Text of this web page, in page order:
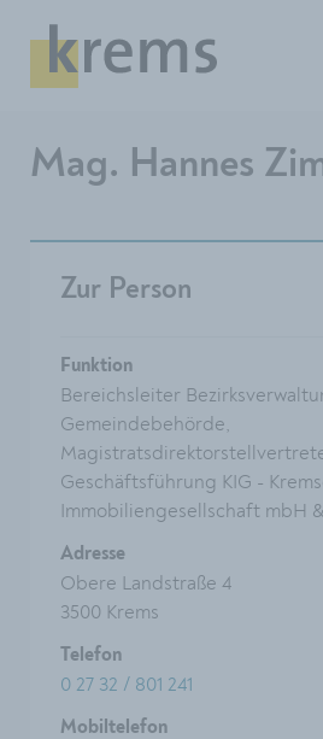
Mag. Hannes
Zur Person
Funktion
Bereichsleiter
Gemeindebehörde,
Geschäftsführung KIG -
Immobiliengesellschaft mbH
Adresse
Obere Landstraße 4
3500 Krems
Telefon
0 27 32 / 801 241
Mobiltelefon